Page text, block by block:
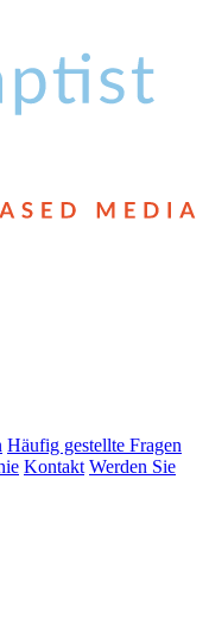
Häufig gestellte Fragen
Kontakt Werden Sie